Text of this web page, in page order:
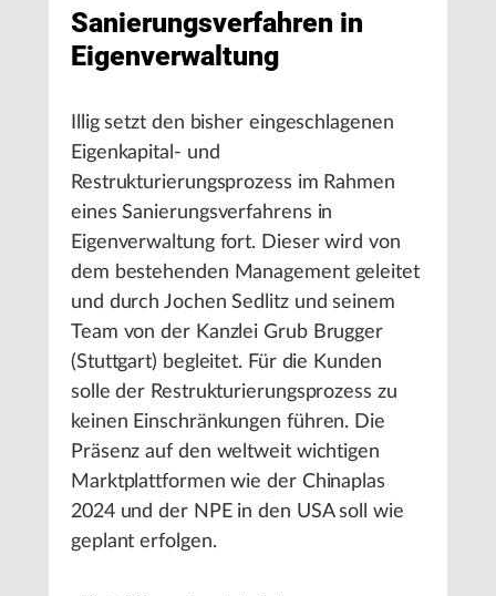
Sanierungsverfahren in
Eigenverwaltung
Illig setzt den bisher eingeschlagenen
Eigenkapital- und
Restrukturierungsprozess im Rahmen
eines Sanierungsverfahrens in
Eigenverwaltung fort. Dieser wird von
dem bestehenden Management geleitet
und durch Jochen Sedlitz und seinem
Team von der Kanzlei Grub Brugger
(Stuttgart) begleitet. Für die Kunden
solle der Restrukturierungsprozess zu
keinen Einschränkungen führen. Die
Präsenz auf den weltweit wichtigen
Marktplattformen wie der Chinaplas
2024 und der NPE in den USA soll wie
geplant erfolgen.